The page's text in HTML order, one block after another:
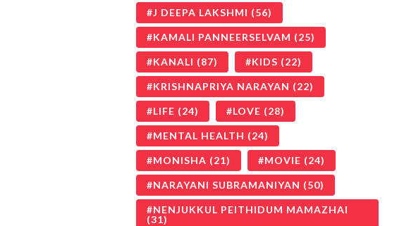
J DEEPA LAKSHMI (56)
KAMALI PANNEERSELVAM (25)
KANALI (87) KIDS (22)
KRISHNAPRIYA NARAYAN (22)
LIFE (24) LOVE (28)
MENTAL HEALTH (24)
MONISHA (21) MOVIE (24)
NARAYANI SUBRAMANIYAN (50)
NENJUKKUL PEITHIDUM MAMAZHAI
(31)